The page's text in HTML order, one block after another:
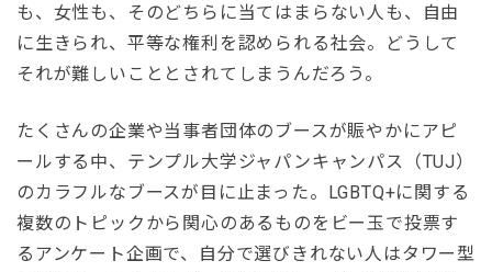
も、女性も、そのどちらに当てはまらない人も、自由
に生きられ、平等な権利を認められる社会。どうして
それが難しいこととされてしまうんだろう。
たくさんの企業や当事者団体のブースが賑やかにアピ
ールする中、テンプル大学ジャパンキャンパス（TUJ）
のカラフルなブースが目に止まった。LGBTQ+に関する
複数のトピックから関心のあるものをビー玉で投票す
るアンケート企画で、自分で選びきれない人はタワー型